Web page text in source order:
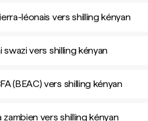
léonais vers shilling kényan
swazi vers shilling kényan
(BEAC) vers shilling kényan
vers shilling kényan